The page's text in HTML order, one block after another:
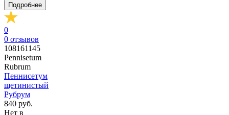
Подробнее
0
0 отзывов
108161145
Pennisetum
Rubrum
Пеннисетум
щетинистый
Рубрум
840 руб.
Нет в